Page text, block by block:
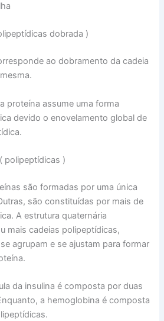
dobrada )
ao dobramento da cadeia
proteína assume uma forma
devido o enovelamento global de
polipeptídicas )
são formadas por uma única
são constituídas por mais de
A estrutura quaternária
mais cadeias polipeptídicas,
agrupam e se ajustam para formar
da insulina é composta por duas
a hemoglobina é composta